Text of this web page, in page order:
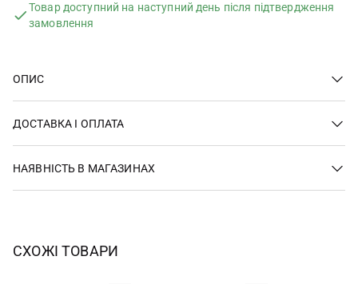
Товар доступний на наступний день після підтвердження
замовлення
ОПИС
ДОСТАВКА І ОПЛАТА
НАЯВНІСТЬ В МАГАЗИНАХ
СХОЖІ ТОВАРИ